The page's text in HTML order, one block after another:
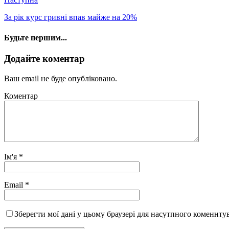
За рік курс гривні впав майже на 20%
Будьте першим...
Додайте коментар
Ваш email не буде опубліковано.
Коментар
Ім'я *
Email *
Зберегти мої дані у цьому браузері для насутпного